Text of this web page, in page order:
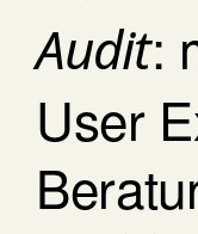
Audit:
User